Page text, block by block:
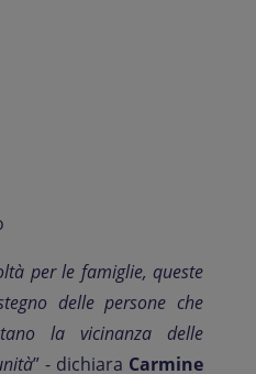
per le famiglie, queste
delle persone che
la vicinanza delle
” - dichiara Carmine